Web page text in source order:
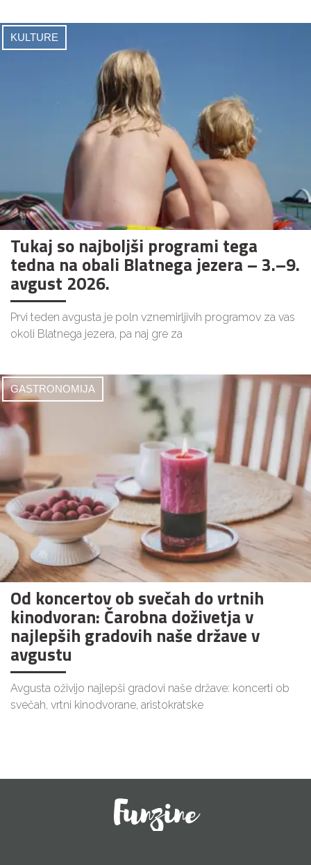
KULTURE
Tukaj so najboljši programi tega
tedna na obali Blatnega jezera – 3.–9.
avgust 2026.
Prvi teden avgusta je poln vznemirljivih programov za vas
okoli Blatnega jezera, pa naj gre za
GASTRONOMIJA
Od koncertov ob svečah do vrtnih
kinodvoran: Čarobna doživetja v
najlepših gradovih naše države v
avgustu
Avgusta oživijo najlepši gradovi naše države: koncerti ob
svečah, vrtni kinodvorane, aristokratske